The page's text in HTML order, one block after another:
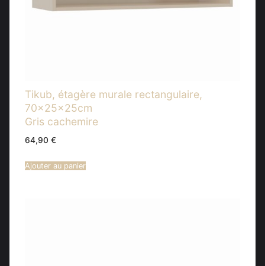
Tikub, étagère murale rectangulaire,
70x25x25cm
Gris cachemire
64,90 €
Ajouter au panier